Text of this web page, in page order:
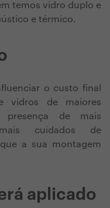
temos vidro duplo e
e térmico.
o custo final
vidros de maiores
presença de mais
cuidados de
a sua montagem
aplicado